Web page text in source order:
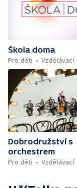
Škola doma
Pro děti
Vzdělávací
Dobrodružství s
orchestrem
Pro děti
Vzdělávací